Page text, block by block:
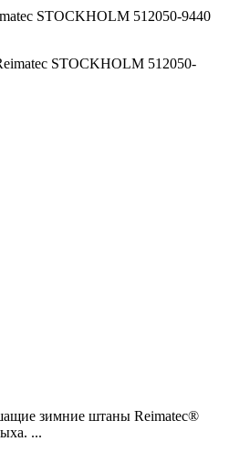
STOCKHOLM 512050-9440
зимние штаны Reimatec®
...